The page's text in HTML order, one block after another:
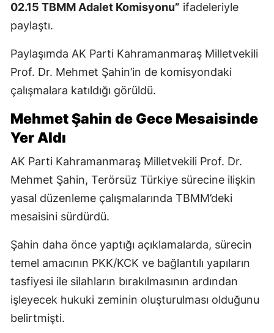
02.15 TBMM Adalet Komisyonu” ifadeleriyle
paylaştı.
Paylaşımda AK Parti Kahramanmaraş Milletvekili
Prof. Dr. Mehmet Şahin’in de komisyondaki
çalışmalara katıldığı görüldü.
Mehmet Şahin de Gece Mesaisinde
Yer Aldı
AK Parti Kahramanmaraş Milletvekili Prof. Dr.
Mehmet Şahin, Terörsüz Türkiye sürecine ilişkin
yasal düzenleme çalışmalarında TBMM’deki
mesaisini sürdürdü.
Şahin daha önce yaptığı açıklamalarda, sürecin
temel amacının PKK/KCK ve bağlantılı yapıların
tasfiyesi ile silahların bırakılmasının ardından
işleyecek hukuki zeminin oluşturulması olduğunu
belirtmişti.